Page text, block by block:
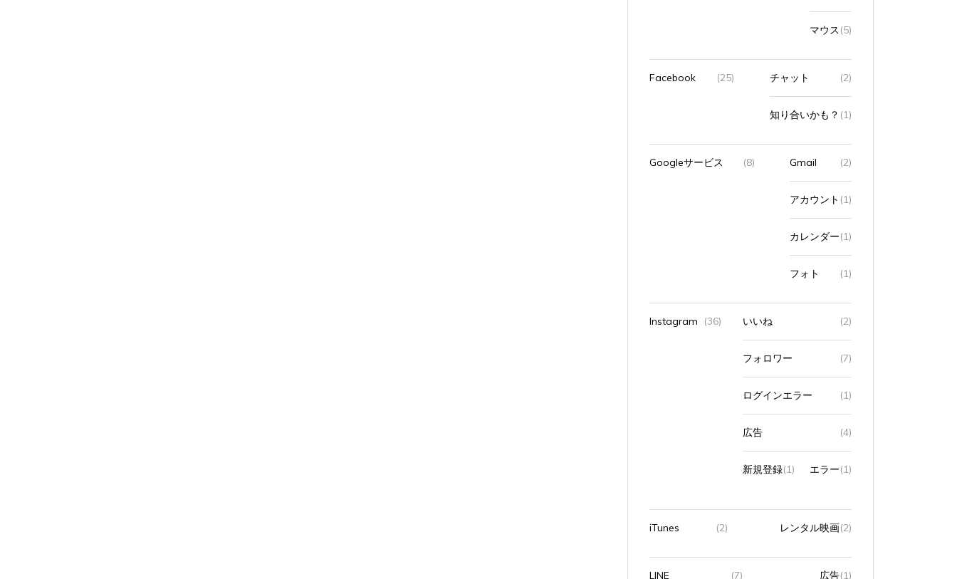
マウス (5)
Facebook (25) チャット (2)
知り合いかも？ (1)
Googleサービス (8) Gmail (2)
アカウント (1)
カレンダー(1)
フォト (1)
Instagram (36) いいね (2)
フォロワー (7)
ログインエラー (1)
広告 (4)
新規登録(1) エラー(1)
iTunes (2) レンタル映画(2)
LINE (7) 広告(1)